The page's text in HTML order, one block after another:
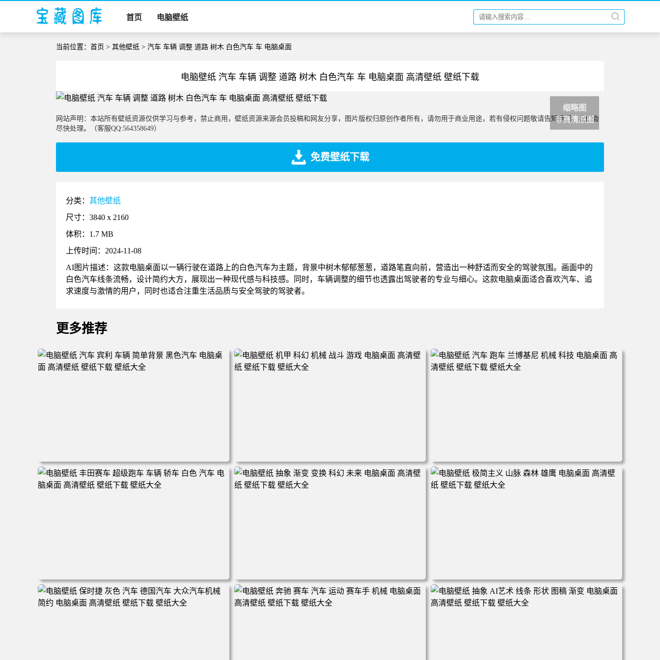
首页 电脑壁纸
当前位置：首页 >其他壁纸 > 汽车 车辆 调整 道路 树木 白色汽车 车 电脑桌面
电脑壁纸 汽车 车辆 调整 道路 树木 白色汽车 车 电脑桌面 高清壁纸 壁纸下载
缩略图
非高清原图
网站声明：本站所有壁纸资源仅供学习与参考，禁止商用，壁纸资源来源会员投稿和网友分享，图片版权归原创作者所有，请勿用于商业用途，若有侵权问题敬请告知我们，我们会
尽快处理。（客服QQ:564358649）
免费壁纸下载
分类：其他壁纸
尺寸：3840 x 2160
体积：1.7 MB
上传时间：2024-11-08
AI图片描述：这款电脑桌面以一辆行驶在道路上的白色汽车为主题，背景中树木郁郁葱葱，道路笔直向前，营造出一种舒适而安全的驾驶氛围。画面中的
白色汽车线条流畅，设计简约大方，展现出一种现代感与科技感。同时，车辆调整的细节也透露出驾驶者的专业与细心。这款电脑桌面适合喜欢汽车、追
求速度与激情的用户，同时也适合注重生活品质与安全驾驶的驾驶者。
更多推荐
电脑壁纸 汽车 宾利 车辆 简单背景 黑色汽车 电脑桌面 高清
壁纸 壁纸下载 壁纸大全
电脑壁纸 机甲 科幻 机械 战斗 游戏 电脑桌面 高清壁纸 壁纸
下载 壁纸大全
电脑壁纸 汽车 跑车 兰博基尼 机械 科技 电脑桌面 高清壁纸
壁纸下载 壁纸大全
电脑壁纸 丰田赛车 超级跑车 车辆 轿车 白色 汽车 电脑桌面
高清壁纸 壁纸下载 壁纸大全
电脑壁纸 抽象 渐变 变换 科幻 未来 电脑桌面 高清壁纸 壁纸
下载 壁纸大全
电脑壁纸 极简主义 山脉 森林 雄鹰 电脑桌面 高清壁纸 壁纸
下载 壁纸大全